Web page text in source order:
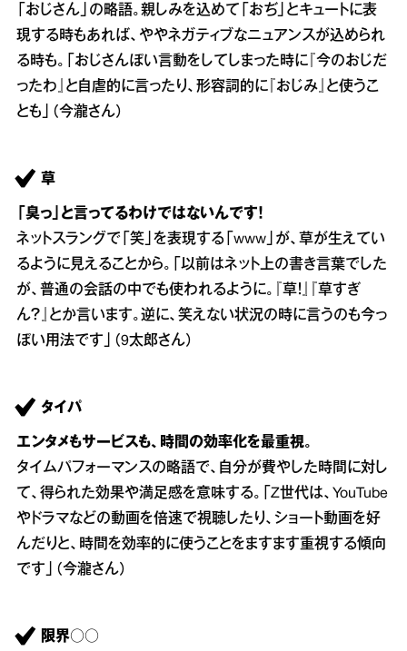
「おじさん」の略語。親しみを込めて「おぢ」とキュートに表
現する時もあれば、ややネガティブなニュアンスが込められ
る時も。「おじさんぽい言動をしてしまった時に『今のおじだ
ったわ』と自虐的に言ったり、形容詞的に『おじみ』と使うこ
とも」（今瀧さん）
草
「臭っ」と言ってるわけではないんです！
ネットスラングで「笑」を表現する「www」が、草が生えてい
るように見えることから。「以前はネット上の書き言葉でした
が、普通の会話の中でも使われるように。『草！』『草すぎ
ん？』とか言います。逆に、笑えない状況の時に言うのも今っ
ぽい用法です」（9太郎さん）
タイパ
エンタメもサービスも、時間の効率化を最重視。
タイムパフォーマンスの略語で、自分が費やした時間に対し
て、得られた効果や満足感を意味する。「Z世代は、YouTube
やドラマなどの動画を倍速で視聴したり、ショート動画を好
んだりと、時間を効率的に使うことをますます重視する傾向
です」（今瀧さん）
限界○○